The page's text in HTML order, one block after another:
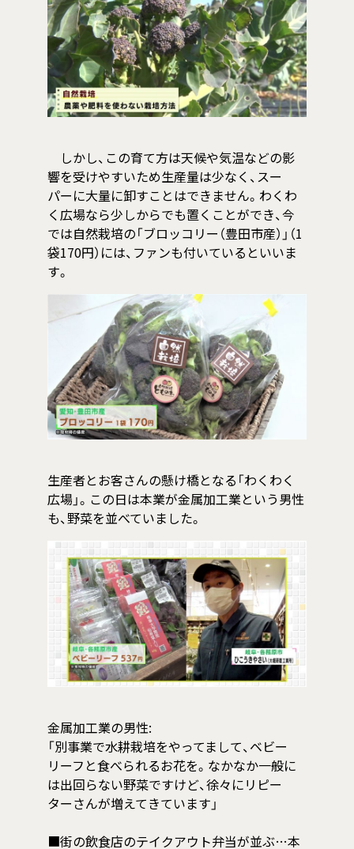
しかし、この育て方は天候や気温などの影
響を受けやすいため生産量は少なく、スー
パーに大量に卸すことはできません。わくわ
く広場なら少しからでも置くことができ、今
では自然栽培の「ブロッコリー（豊田市産）」（1
袋170円）には、ファンも付いているといいま
す。
生産者とお客さんの懸け橋となる「わくわく
広場」。この日は本業が金属加工業という男性
も、野菜を並べていました。
金属加工業の男性:
「別事業で水耕栽培をやってまして、ベビー
リーフと食べられるお花を。なかなか一般に
は出回らない野菜ですけど、徐々にリピー
ターさんが増えてきています」
■街の飲食店のテイクアウト弁当が並ぶ…本